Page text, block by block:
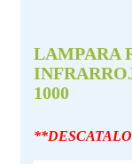
LAMPARA
1000